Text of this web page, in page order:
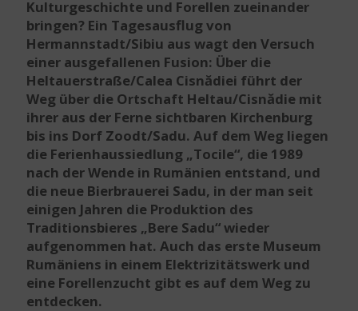
Kulturgeschichte und Forellen zueinander
bringen? Ein Tagesausflug von
Hermannstadt/Sibiu aus wagt den Versuch
einer ausgefallenen Fusion: Über die
Heltauerstraße/Calea Cisnădiei führt der
Weg über die Ortschaft Heltau/Cisnădie mit
ihrer aus der Ferne sichtbaren Kirchenburg
bis ins Dorf Zoodt/Sadu. Auf dem Weg liegen
die Ferienhaussiedlung „Tocile“, die 1989
nach der Wende in Rumänien entstand, und
die neue Bierbrauerei Sadu, in der man seit
einigen Jahren die Produktion des
Traditionsbieres „Bere Sadu“ wieder
aufgenommen hat. Auch das erste Museum
Rumäniens in einem Elektrizitätswerk und
eine Forellenzucht gibt es auf dem Weg zu
entdecken.